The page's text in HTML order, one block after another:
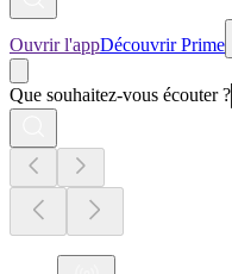
Ouvrir l'appDécouvrir Prime
Que souhaitez-vous écouter ?